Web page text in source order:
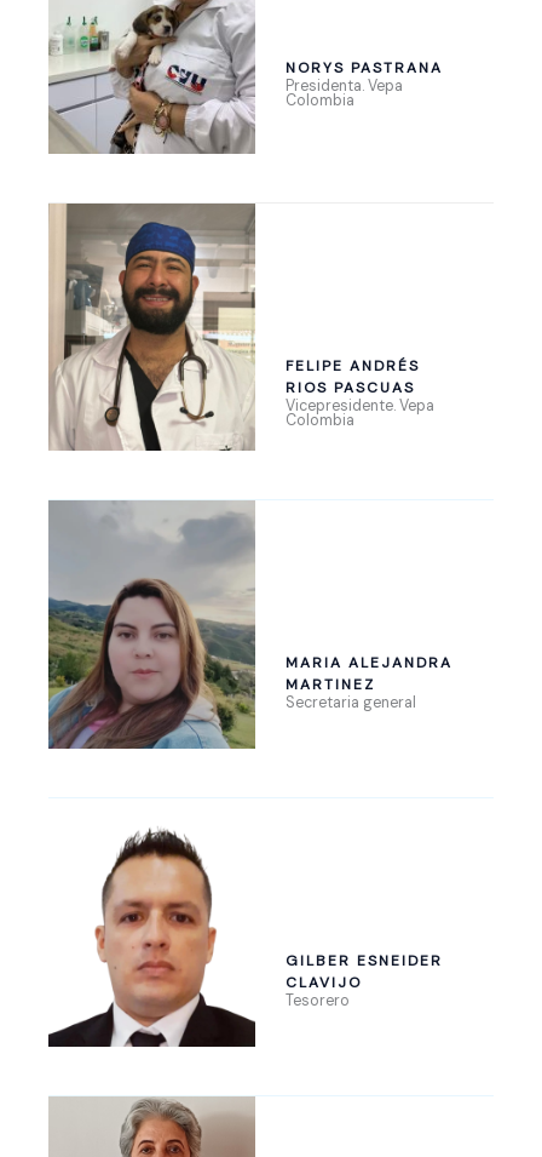
NORYS PASTRANA
Presidenta. Vepa
Colombia
FELIPE ANDRÉS
RIOS PASCUAS
Vicepresidente. Vepa
Colombia
MARIA ALEJANDRA
MARTINEZ
Secretaria general
GILBER ESNEIDER
CLAVIJO
Tesorero